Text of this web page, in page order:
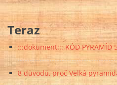
Teraz
:::dokument::: KÓD PYRAMÍD
8 důvodů, proč Velká